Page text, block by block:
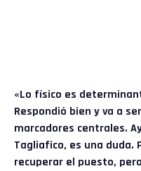
«Lo físico es
Respondió bien y va a
marcadores centrales.
Tagliafico, es una duda.
recuperar el puesto,